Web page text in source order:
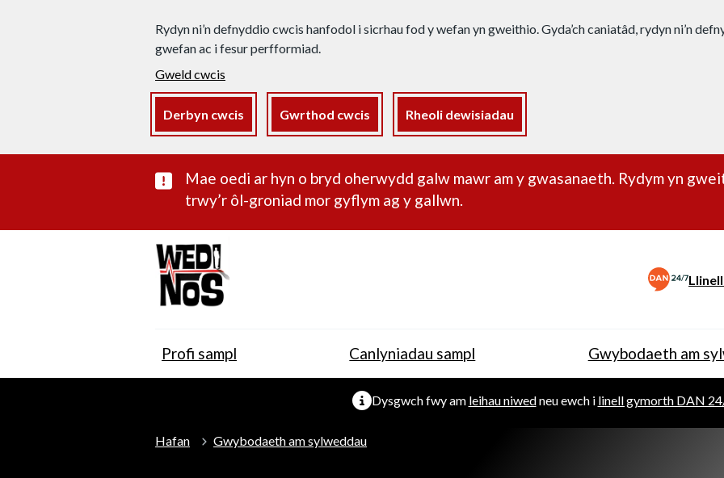
Rydyn ni’n defnyddio cwcis hanfodol i sicrhau fod y wefan yn gweithio. Gyda’ch caniatâd, rydyn ni’n
gwefan ac i fesur perfformiad.
Gweld cwcis
Derbyn cwcis Gwrthod cwcis Rheoli dewisiadau
Rhybudd sylwedd pwysig
Mae oedi ar hyn o bryd oherwydd galw mawr am y gwasanaeth. Rydym yn
trwy’r ôl-groniad mor gyflym ag y gallwn.
Profi sampl Canlyniadau sampl Gwybodaeth am
Dysgwch fwy am leihau niwedneu ewch i linell gymorth DAN
Hafan Gwybodaeth am sylweddau